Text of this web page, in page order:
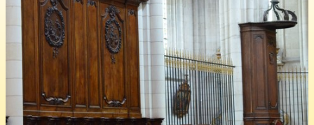
Le cloître
Orgue Cavaillé-Coll
Adhésion
Liens